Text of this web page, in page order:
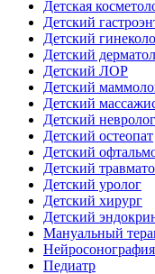
Детская
Детский
Детский
Детский
Детский ЛОР
Детский
Детский
Детский невролог
Детский остеопат
Детский
Детский
Детский уролог
Детский хирург
Детский
Мануальный
Нейросонография
Педиатр